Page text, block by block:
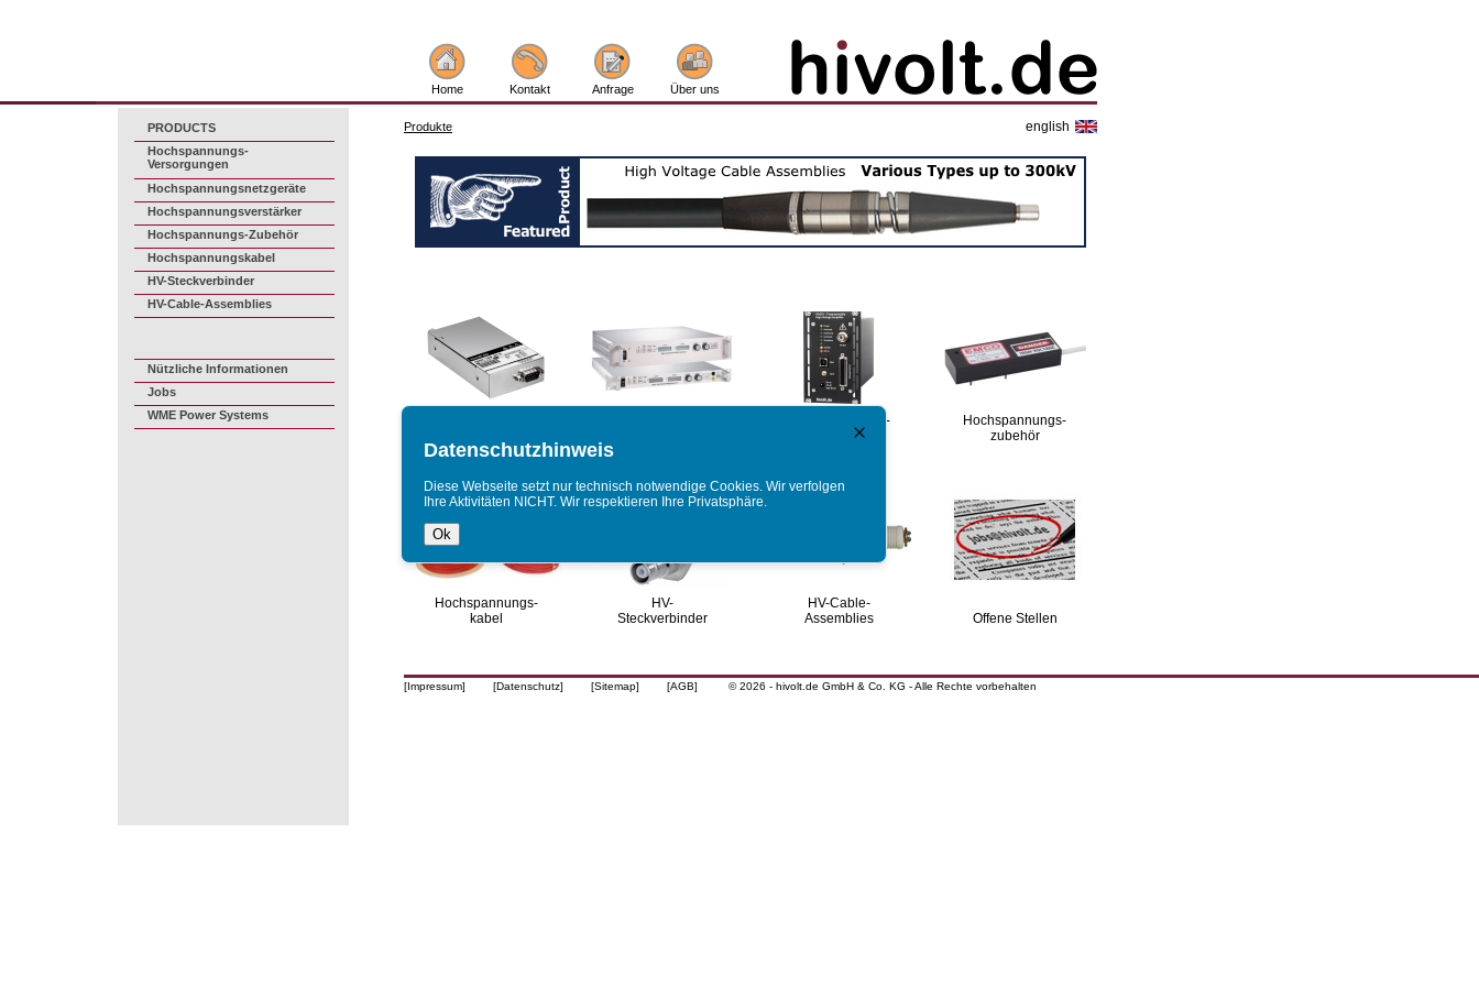
Home Kontakt Anfrage Über uns
PRODUCTS
Hochspannungs-
Versorgungen
Hochspannungsnetzgeräte
Hochspannungsverstärker
Hochspannungs-Zubehör
Hochspannungskabel
HV-Steckverbinder
HV-Cable-Assemblies
Nützliche Informationen
Jobs
WME Power Systems
Produkte english
Hochspannungs-
verstärker
Hochspannungs-
zubehör
Hochspannungs-
kabel
HV-
Steckverbinder
HV-Cable-
Assemblies
Offene Stellen
[Impressum] [Datenschutz] [Sitemap] [AGB] © 2026 - hivolt.de GmbH & Co. KG - Alle Rechte vorbehalten
Datenschutzhinweis
Diese Webseite setzt nur technisch notwendige Cookies. Wir verfolgen
Ihre Aktivitäten NICHT. Wir respektieren Ihre Privatsphäre.
Ok